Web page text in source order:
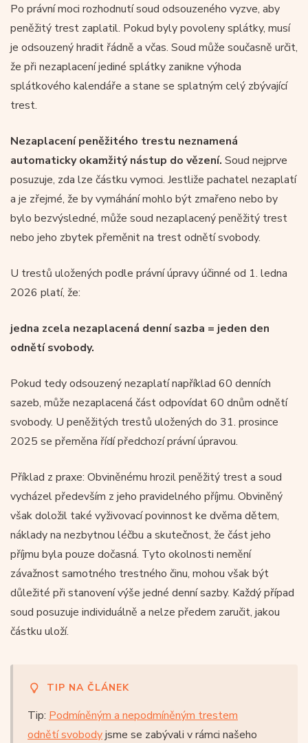
Po právní moci rozhodnutí soud odsouzeného vyzve, aby
peněžitý trest zaplatil. Pokud byly povoleny splátky, musí
je odsouzený hradit řádně a včas. Soud může současně určit,
že při nezaplacení jediné splátky zanikne výhoda
splátkového kalendáře a stane se splatným celý zbývající
trest.
Nezaplacení peněžitého trestu neznamená
automaticky okamžitý nástup do vězení. Soud nejprve
posuzuje, zda lze částku vymoci. Jestliže pachatel nezaplatí
a je zřejmé, že by vymáhání mohlo být zmařeno nebo by
bylo bezvýsledné, může soud nezaplacený peněžitý trest
nebo jeho zbytek přeměnit na trest odnětí svobody.
U trestů uložených podle právní úpravy účinné od 1. ledna
2026 platí, že:
jedna zcela nezaplacená denní sazba = jeden den
odnětí svobody.
Pokud tedy odsouzený nezaplatí například 60 denních
sazeb, může nezaplacená část odpovídat 60 dnům odnětí
svobody. U peněžitých trestů uložených do 31. prosince
2025 se přeměna řídí předchozí právní úpravou.
Příklad z praxe: Obviněnému hrozil peněžitý trest a soud
vycházel především z jeho pravidelného příjmu. Obviněný
však doložil také vyživovací povinnost ke dvěma dětem,
náklady na nezbytnou léčbu a skutečnost, že část jeho
příjmu byla pouze dočasná. Tyto okolnosti nemění
závažnost samotného trestného činu, mohou však být
důležité při stanovení výše jedné denní sazby. Každý případ
soud posuzuje individuálně a nelze předem zaručit, jakou
částku uloží.
TIP NA ČLÁNEK
Tip: Podmíněným a nepodmíněným trestem
odnětí svobodyjsme se zabývali v rámci našeho